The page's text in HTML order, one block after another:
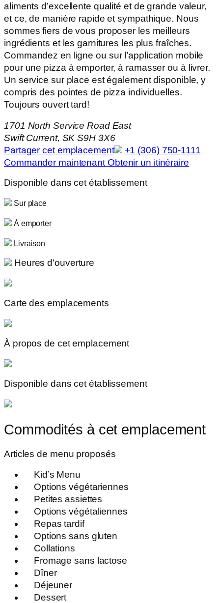
aliments d’excellente qualité et de grande valeur,
et ce, de manière rapide et sympathique. Nous
sommes fiers de vous proposer les meilleurs
ingrédients et les garnitures les plus fraîches.
Commandez en ligne ou sur l’application mobile
pour une pizza à emporter, à ramasser ou à livrer.
Un service sur place est également disponible, y
compris des pointes de pizza individuelles.
Toujours ouvert tard!
1701 North Service Road East
Swift Current, SK S9H 3X6
Partager cet emplacement
+1 (306) 750-1111
Commander maintenant Obtenir un itinéraire
Disponible dans cet établissement
Sur place
À emporter
Livraison
Heures d'ouverture
Carte des emplacements
À propos de cet emplacement
Disponible dans cet établissement
Commodités à cet emplacement
Articles de menu proposés
Kid’s Menu
Options végétariennes
Petites assiettes
Options végétaliennes
Repas tardif
Options sans gluten
Collations
Fromage sans lactose
Dîner
Déjeuner
Dessert